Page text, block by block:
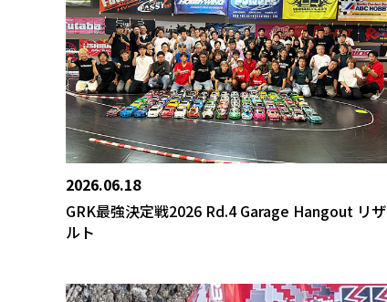
2026.06.18
GRK最強決定戦2026 Rd.4 Garage Hangout リザ
ルト